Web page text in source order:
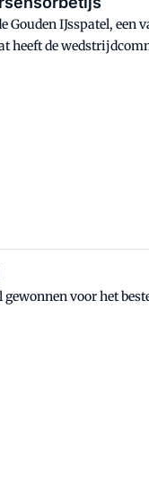
IJsspatel, een
de
gewonnen voor het